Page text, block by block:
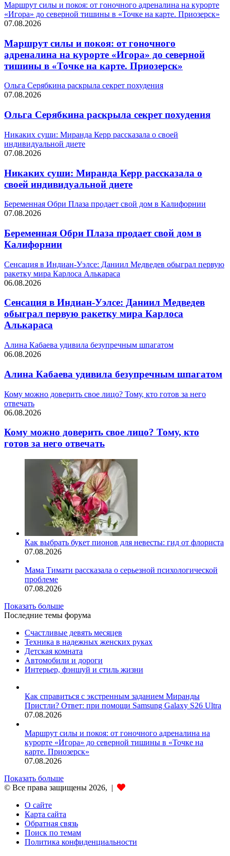
Маршрут силы и покоя: от гоночного адреналина на курорте
«Игора» до северной тишины в «Точке на карте. Приозерск»
07.08.2026
Маршрут силы и покоя: от гоночного
адреналина на курорте «Игора» до северной
тишины в «Точке на карте. Приозерск»
Ольга Серябкина раскрыла секрет похудения
07.08.2026
Ольга Серябкина раскрыла секрет похудения
Никаких суши: Миранда Керр рассказала о своей
индивидуальной диете
07.08.2026
Никаких суши: Миранда Керр рассказала о
своей индивидуальной диете
Беременная Обри Плаза продает свой дом в Калифорнии
07.08.2026
Беременная Обри Плаза продает свой дом в
Калифорнии
Сенсация в Индиан‑Уэлсе: Даниил Медведев обыграл первую
ракетку мира Карлоса Алькараса
06.08.2026
Сенсация в Индиан‑Уэлсе: Даниил Медведев
обыграл первую ракетку мира Карлоса
Алькараса
Алина Кабаева удивила безупречным шпагатом
06.08.2026
Алина Кабаева удивила безупречным шпагатом
Кому можно доверить свое лицо? Тому, кто готов за него
отвечать
06.08.2026
Кому можно доверить свое лицо? Тому, кто
готов за него отвечать
Как выбрать букет пионов для невесты: гид от флориста
07.08.2026
Мама Тимати рассказала о серьезной психологической
проблеме
07.08.2026
Показать больше
Последние темы форума
Счастливые девять месяцев
Техника в надежных женских руках
Детская комната
Автомобили и дороги
Интерьер, фэншуй и стиль жизни
Как справиться с экстренным заданием Миранды
Пристли? Ответ: при помощи Samsung Galaxy S26 Ultra
07.08.2026
Маршрут силы и покоя: от гоночного адреналина на
курорте «Игора» до северной тишины в «Точке на
карте. Приозерск»
07.08.2026
Показать больше
© Все права защищены 2026, |
О сайте
Карта сайта
Обратная связь
Поиск по темам
Политика конфиденциальности